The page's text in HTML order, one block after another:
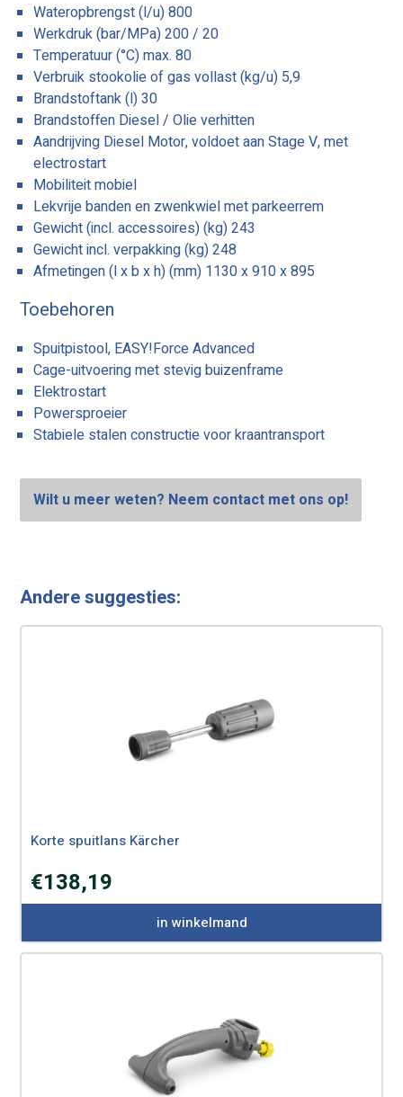
Wateropbrengst (l/u) 800
Werkdruk (bar/MPa) 200 / 20
Temperatuur (°C) max. 80
Verbruik stookolie of gas vollast (kg/u) 5,9
Brandstoftank (l) 30
Brandstoffen Diesel / Olie verhitten
Aandrijving Diesel Motor, voldoet aan Stage V, met
electrostart
Mobiliteit mobiel
Lekvrije banden en zwenkwiel met parkeerrem
Gewicht (incl. accessoires) (kg) 243
Gewicht incl. verpakking (kg) 248
Afmetingen (l x b x h) (mm) 1130 x 910 x 895
Toebehoren
Spuitpistool, EASY!Force Advanced
Cage-uitvoering met stevig buizenframe
Elektrostart
Powersproeier
Stabiele stalen constructie voor kraantransport
Wilt u meer weten? Neem contact met ons op!
Andere suggesties:
Korte spuitlans Kärcher
€138,19
in winkelmand